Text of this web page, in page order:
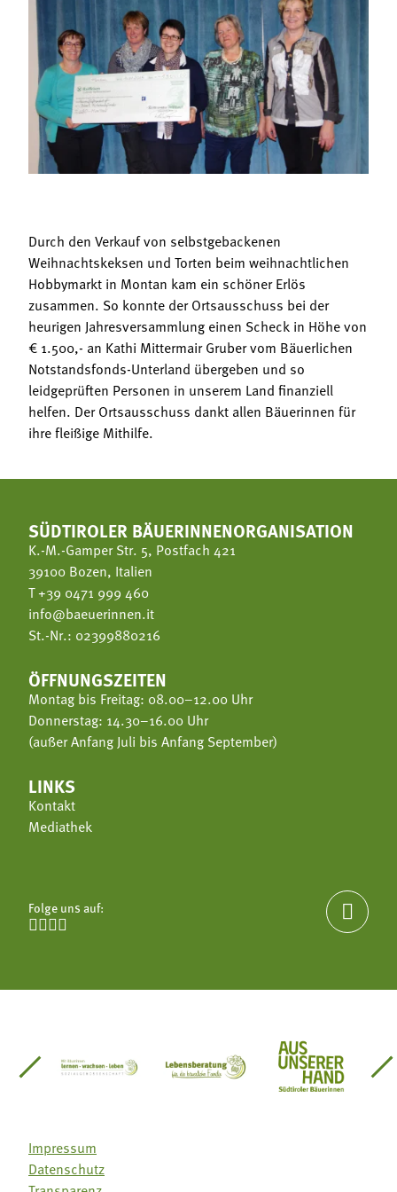
Mitgliedschaft
Landessekretariat
Bäuerliche Buffets
Hofgeschichten
Durch den Verkauf von selbstgebackenen
Weihnachtskeksen und Torten beim weihnachtlichen
Hobbymarkt in Montan kam ein schöner Erlös
zusammen. So konnte der Ortsausschuss bei der
heurigen Jahresversammlung einen Scheck in Höhe von
€ 1.500,- an Kathi Mittermair Gruber vom Bäuerlichen
Notstandsfonds-Unterland übergeben und so
leidgeprüften Personen in unserem Land finanziell
helfen. Der Ortsausschuss dankt allen Bäuerinnen für
ihre fleißige Mithilfe.
SÜDTIROLER BÄUERINNENORGANISATION
K.-M.-Gamper Str. 5, Postfach 421
39100 Bozen, Italien
T+39 0471 999 460
info@baeuerinnen.it
St.-Nr.: 02399880216
ÖFFNUNGSZEITEN
Montag bis Freitag: 08.00–12.00 Uhr
Donnerstag: 14.30–16.00 Uhr
(außer Anfang Juli bis Anfang September)
LINKS
Kontakt
Mediathek
Folge uns auf:


Südtirol
Gärtnervereinigung
Sozialgenossenschaft Mit Bäuerinnen lernen -
Lebensberatung für dieAus unserer
Impressum
Datenschutz